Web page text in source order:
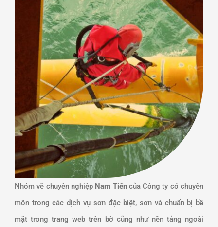
Nhóm vẽ chuyên nghiệp Nam Tiếncủa Công ty có chuyên
môn trong các dịch vụ sơn đặc biệt, sơn và chuẩn bị bề
mặt trong trang web trên bờ cũng như nền tảng ngoài